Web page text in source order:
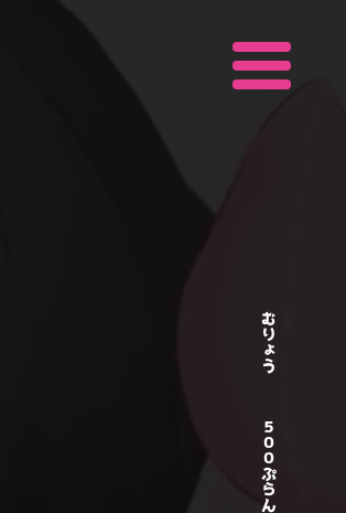
むりょう
５００ぷらん